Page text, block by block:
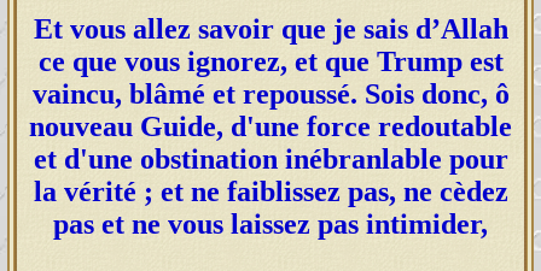
Et vous allez savoir que je sais d’Allah
ce que vous ignorez, et que Trump est
vaincu, blâmé et repoussé. Sois donc, ô
nouveau Guide, d'une force redoutable
et d'une obstination inébranlable pour
la vérité ; et ne faiblissez pas, ne cèdez
pas et ne vous laissez pas intimider,